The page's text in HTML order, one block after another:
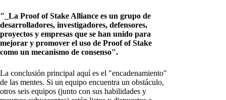
"_La Proof of Stake Alliance es un grupo de
desarrolladores, investigadores, defensores,
proyectos y empresas que se han unido para
mejorar y promover el uso de Proof of Stake
como un mecanismo de consenso".
La conclusión principal aquí es el "encadenamiento"
de las mentes. Si un equipo encuentra un obstáculo,
otros seis equipos (junto con sus habilidades y